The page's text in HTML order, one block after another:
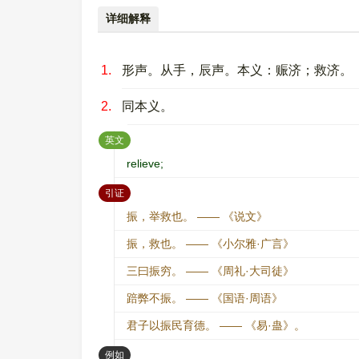
详细解释
1. 形声。从手，辰声。本义：赈济；救济。
2. 同本义。
英文 ：
relieve;
引证：
振，举救也。 —— 《说文》
振，救也。 —— 《小尔雅·广言》
三曰振穷。 —— 《周礼·大司徒》
踣弊不振。 —— 《国语·周语》
君子以振民育德。 —— 《易·蛊》。
例如 ：